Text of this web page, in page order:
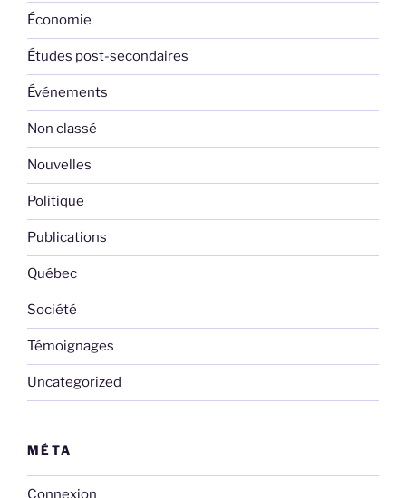
Économie
Études post-secondaires
Événements
Non classé
Nouvelles
Politique
Publications
Québec
Société
Témoignages
Uncategorized
MÉTA
Connexion